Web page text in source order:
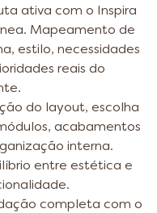
ativa com o Inspira
Mapeamento de
estilo, necessidades
reais do
do layout, escolha
acabamentos
interna.
entre estética e
completa com o